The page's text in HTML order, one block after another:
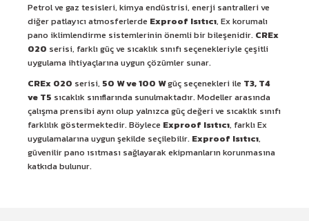
Petrol ve gaz tesisleri, kimya endüstrisi, enerji santralleri ve
diğer patlayıcı atmosferlerde Exproof Isıtıcı, Ex korumalı
pano iklimlendirme sistemlerinin önemli bir bileşenidir. CREx
020 serisi, farklı güç ve sıcaklık sınıfı seçenekleriyle çeşitli
uygulama ihtiyaçlarına uygun çözümler sunar.
CREx 020 serisi, 50 W ve 100 Wgüç seçenekleri ile T3, T4
ve T5 sıcaklık sınıflarında sunulmaktadır. Modeller arasında
çalışma prensibi aynı olup yalnızca güç değeri ve sıcaklık sınıfı
farklılık göstermektedir. Böylece Exproof Isıtıcı, farklı Ex
uygulamalarına uygun şekilde seçilebilir. Exproof Isıtıcı,
güvenilir pano ısıtması sağlayarak ekipmanların korunmasına
katkıda bulunur.